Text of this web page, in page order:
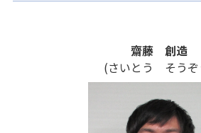
齋藤 創造
(さいとう そうぞ